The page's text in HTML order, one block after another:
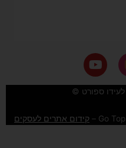
Y
o
u
t
b
e
לעידו ספורט ©
קידום אתרים לעסקים